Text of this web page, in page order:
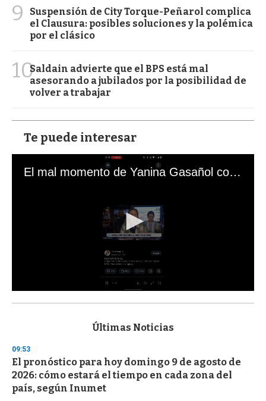
9
Suspensión de City Torque-Peñarol complica
el Clausura: posibles soluciones y la polémica
por el clásico
10Saldain advierte que el BPS está mal
asesorando a jubilados por la posibilidad de
volver a trabajar
Te puede interesar
El mal momento de Yanina Gasañol con un hincha argentino en "Subrayado"
s
d
s
o
f
3
Últimas Noticias
09:53
El pronóstico para hoy domingo 9 de agosto de
2026: cómo estará el tiempo en cada zona del
país, según Inumet